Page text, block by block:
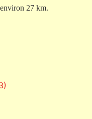
27 km.